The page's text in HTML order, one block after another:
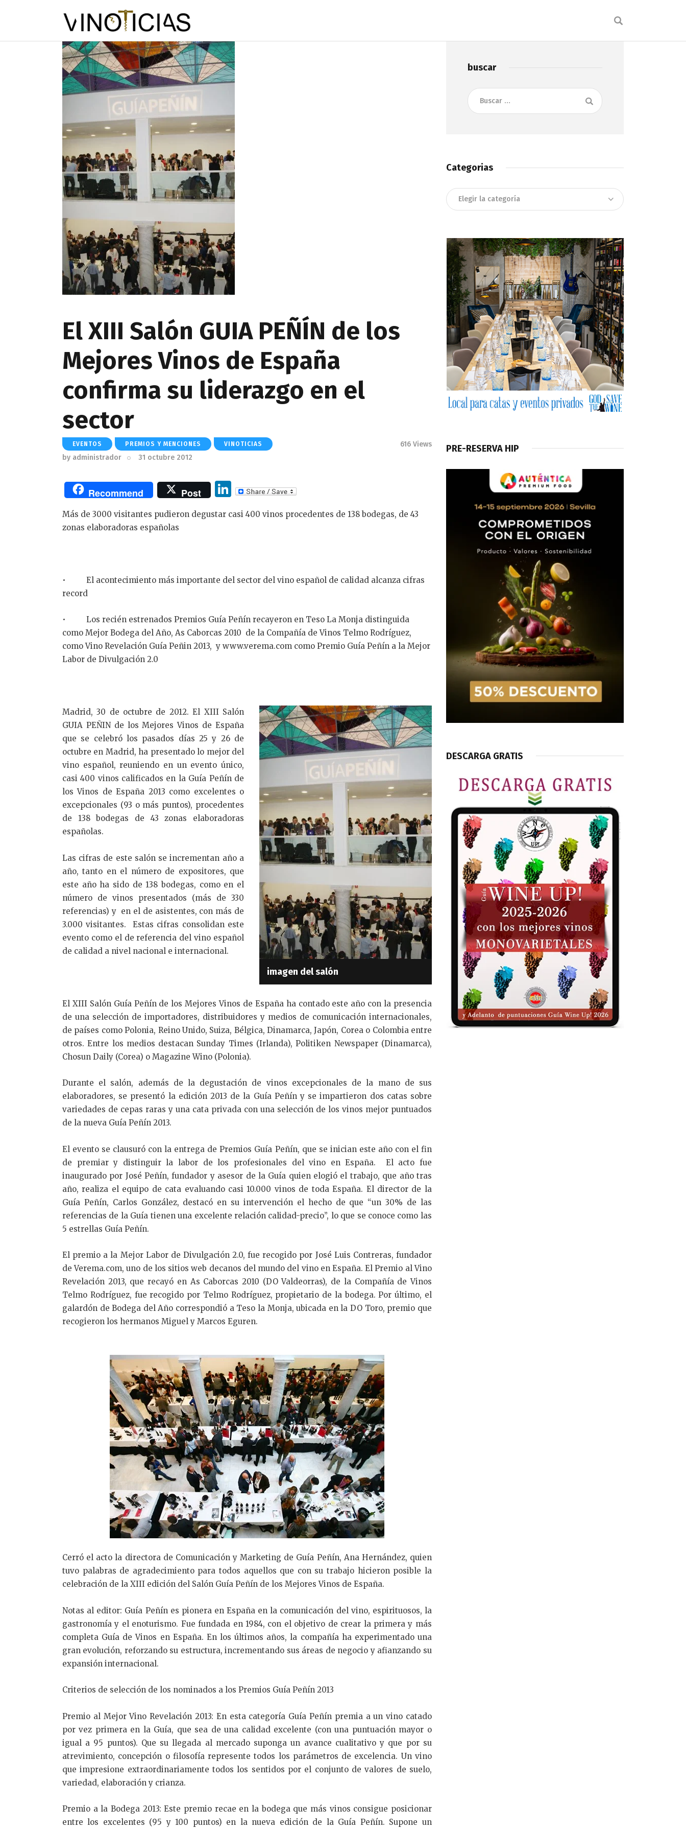
El XIII Salón GUIA PEÑÍN de los
Mejores Vinos de España
confirma su liderazgo en el
sector
EVENTOS PREMIOS Y MENCIONES VINOTICIAS
by administrador 31 octubre 2012
616 Views
Recommend Post
Li
n
k
Más de 3000 visitantes pudieron degustar casi 400 vinos procedentes de 138 bodegas, de 43
zonas elaboradoras españolas
• El acontecimiento más importante del sector del vino español de calidad alcanza cifras
record
• Los recién estrenados Premios Guía Peñín recayeron en Teso La Monja distinguida
como Mejor Bodega del Año, As Caborcas 2010 de la Compañía de Vinos Telmo Rodríguez,
como Vino Revelación Guía Peñin 2013, y www.verema.com como Premio Guía Peñín a la Mejor
Labor de Divulgación 2.0
imagen del salón
Madrid, 30 de octubre de 2012. El XIII Salón
GUIA PEÑIN de los Mejores Vinos de España
que se celebró los pasados días 25 y 26 de
octubre en Madrid, ha presentado lo mejor del
vino español, reuniendo en un evento único,
casi 400 vinos calificados en la Guía Peñín de
los Vinos de España 2013 como excelentes o
excepcionales (93 o más puntos), procedentes
de 138 bodegas de 43 zonas elaboradoras
españolas.
Las cifras de este salón se incrementan año a
año, tanto en el número de expositores, que
este año ha sido de 138 bodegas, como en el
número de vinos presentados (más de 330
referencias) y en el de asistentes, con más de
3.000 visitantes. Estas cifras consolidan este
evento como el de referencia del vino español
de calidad a nivel nacional e internacional.
El XIII Salón Guía Peñín de los Mejores Vinos de España ha contado este año con la presencia
de una selección de importadores, distribuidores y medios de comunicación internacionales,
de países como Polonia, Reino Unido, Suiza, Bélgica, Dinamarca, Japón, Corea o Colombia entre
otros. Entre los medios destacan Sunday Times (Irlanda), Politiken Newspaper (Dinamarca),
Chosun Daily (Corea) o Magazine Wino (Polonia).
Durante el salón, además de la degustación de vinos excepcionales de la mano de sus
elaboradores, se presentó la edición 2013 de la Guía Peñín y se impartieron dos catas sobre
variedades de cepas raras y una cata privada con una selección de los vinos mejor puntuados
de la nueva Guía Peñín 2013.
El evento se clausuró con la entrega de Premios Guía Peñín, que se inician este año con el fin
de premiar y distinguir la labor de los profesionales del vino en España. El acto fue
inaugurado por José Peñín, fundador y asesor de la Guía quien elogió el trabajo, que año tras
año, realiza el equipo de cata evaluando casi 10.000 vinos de toda España. El director de la
Guía Peñín, Carlos González, destacó en su intervención el hecho de que “un 30% de las
referencias de la Guía tienen una excelente relación calidad-precio”, lo que se conoce como las
5 estrellas Guía Peñín.
El premio a la Mejor Labor de Divulgación 2.0, fue recogido por José Luis Contreras, fundador
de Verema.com, uno de los sitios web decanos del mundo del vino en España. El Premio al Vino
Revelación 2013, que recayó en As Caborcas 2010 (DO Valdeorras), de la Compañía de Vinos
Telmo Rodríguez, fue recogido por Telmo Rodríguez, propietario de la bodega. Por último, el
galardón de Bodega del Año correspondió a Teso la Monja, ubicada en la DO Toro, premio que
recogieron los hermanos Miguel y Marcos Eguren.
Cerró el acto la directora de Comunicación y Marketing de Guía Peñín, Ana Hernández, quien
tuvo palabras de agradecimiento para todos aquellos que con su trabajo hicieron posible la
celebración de la XIII edición del Salón Guía Peñín de los Mejores Vinos de España.
Notas al editor: Guía Peñín es pionera en España en la comunicación del vino, espirituosos, la
gastronomía y el enoturismo. Fue fundada en 1984, con el objetivo de crear la primera y más
completa Guía de Vinos en España. En los últimos años, la compañía ha experimentado una
gran evolución, reforzando su estructura, incrementando sus áreas de negocio y afianzando su
expansión internacional.
Criterios de selección de los nominados a los Premios Guía Peñín 2013
Premio al Mejor Vino Revelación 2013: En esta categoría Guía Peñín premia a un vino catado
por vez primera en la Guía, que sea de una calidad excelente (con una puntuación mayor o
igual a 95 puntos). Que su llegada al mercado suponga un avance cualitativo y que por su
atrevimiento, concepción o filosofía represente todos los parámetros de excelencia. Un vino
que impresione extraordinariamente todos los sentidos por el conjunto de valores de suelo,
variedad, elaboración y crianza.
Premio a la Bodega 2013: Este premio recae en la bodega que más vinos consigue posicionar
entre los excelentes (95 y 100 puntos) en la nueva edición de la Guía Peñín. Supone un
buscar
Buscar:
Categorias
Categorias
PRE-RESERVA HIP
DESCARGA GRATIS